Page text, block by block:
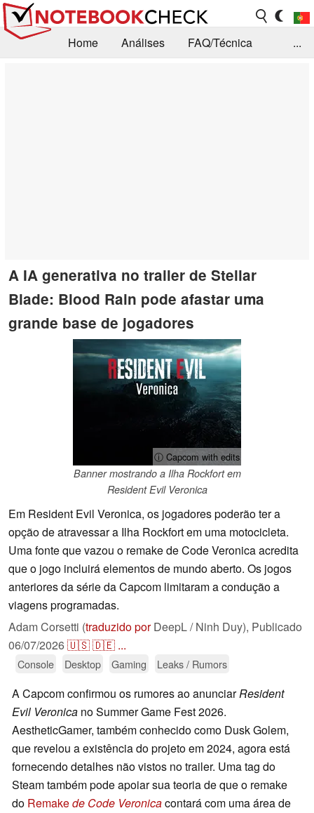
Home Análises
FAQ/Técnica
...
A IA generativa no trailer de Stellar
Blade: Blood Rain pode afastar uma
grande base de jogadores
ⓘ Capcom with edits
Banner mostrando a Ilha Rockfort em
Resident Evil Veronica
Em Resident Evil Veronica, os jogadores poderão ter a
opção de atravessar a Ilha Rockfort em uma motocicleta.
Uma fonte que vazou o remake de Code Veronica acredita
que o jogo incluirá elementos de mundo aberto. Os jogos
anteriores da série da Capcom limitaram a condução a
viagens programadas.
Adam Corsetti (traduzido porDeepL / Ninh Duy), Publicado
06/07/2026🇺🇸🇩🇪 ...
Console Desktop Gaming Leaks / Rumors
A Capcom confirmou os rumores ao anunciarResident
Evil Veronica no Summer Game Fest 2026.
AestheticGamer, também conhecido como Dusk Golem,
que revelou a existência do projeto em 2024, agora está
fornecendo detalhes não vistos no trailer. Uma tag do
Steam também pode apoiar sua teoria de que o remake
do Remakede Code Veronicacontará com uma área de